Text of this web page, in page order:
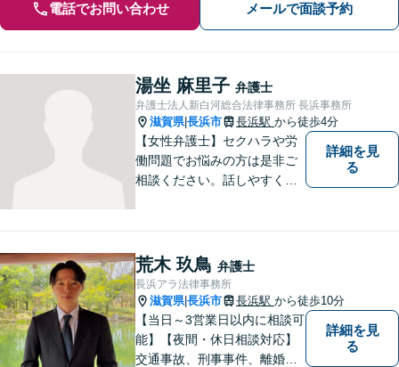
電話でお問い合わせ メールで面談予約
湯坐 麻里子 弁護士
弁護士法人新白河総合法律事務所 長浜事務所
滋賀県|長浜市 長浜駅 から徒歩4分
【女性弁護士】セクハラや労
働問題でお悩みの方は是非ご
相談ください。話しやすく相
詳細を見
る
荒木 玖鳥 弁護士
長浜アラ法律事務所
滋賀県|長浜市 長浜駅 から徒歩10分
【当日～3営業日以内に相談可
能】【夜間・休日相談対応】
交通事故、刑事事件、離婚・
詳細を見
る